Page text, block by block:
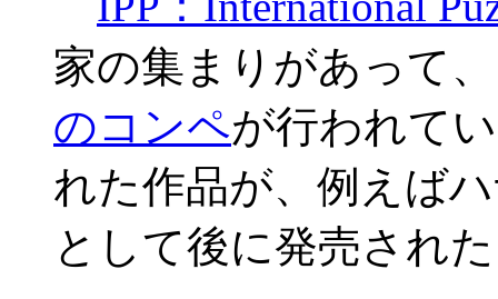
家の集まりがあって
のコンペが行われて
れた作品が、例えば
として後に発売され